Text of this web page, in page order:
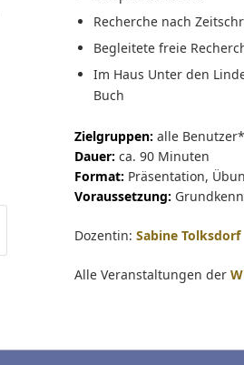
Recherche nach
Begleitete freie
Im Haus Unter den
Buch
Zielgruppen: alle
Dauer: ca. 90 Minuten
Format: Präsentation,
Voraussetzung:
Dozentin: Sabine Tolksdorf
Alle Veranstaltungen der